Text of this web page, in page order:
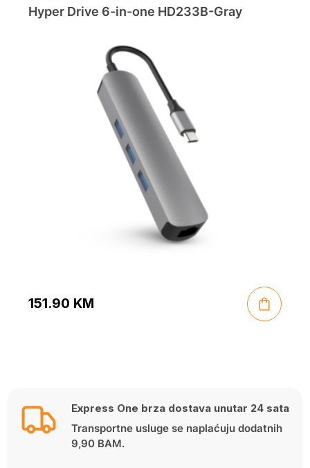
Hyper Drive 6-in-one HD233B-Gray
151.90 KM
Express One brza dostava unutar 24 sata
Transportne usluge se naplaćuju dodatnih
9,90 BAM.